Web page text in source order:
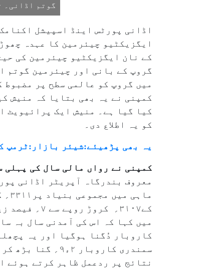
گوتم اڈانی۔
اڈانی پورٹس اینڈ اسپیشل
کے نان ایگزیکٹیو چیئرمین کی
میں گروپ کو عالمی سطح پر مضبوط
کیا گیا ہے۔ منیش ایک پرائیویٹ
کو یہ اطلاع دی۔
یہ بھی پڑھیئے:شیئر بازار:ٹرمپ
کمپنی نے رواں مالی سال کی پہلی
معروف بندرگاہ آپریٹر اڈانی
کے۳۱۰۷؍
سمندری کاروبار ۲ء۹؍ گنا بڑھ کر۵۴۱؍ کروڑ روپے تک پہنچ گیا۔
نتائج پر ردعمل ظاہر کرتے ہوئے